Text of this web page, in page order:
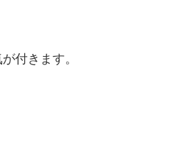
付きます。